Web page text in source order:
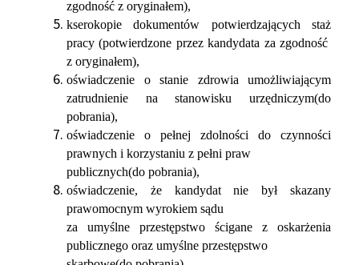
zgodność z oryginałem),
kserokopie dokumentów potwierdzających staż
pracy (potwierdzone przez kandydata za zgodność
z oryginałem),
oświadczenie o stanie zdrowia umożliwiającym
zatrudnienie na stanowisku urzędniczym(do
pobrania),
oświadczenie o pełnej zdolności do czynności
prawnych i korzystaniu z pełni praw
publicznych(do pobrania),
oświadczenie, że kandydat nie był skazany
prawomocnym wyrokiem sądu
za umyślne przestępstwo ścigane z oskarżenia
publicznego oraz umyślne przestępstwo